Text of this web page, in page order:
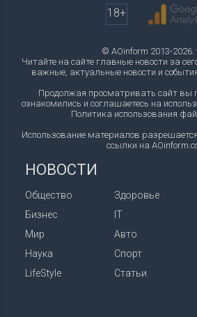
18+
© AOinform 2013-2026.
Читайте на сайте главные новости за
важные, актуальные новости и
Продолжая просматривать сайт вы
ознакомились и соглашаетесь на
Политика использования
Использование материалов
ссылки на
НОВОСТИ
Общество
Бизнес
Мир
Наука
LifeStyle
Здоровье
IT
Авто
Спорт
Статьи